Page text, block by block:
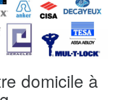
domicile à